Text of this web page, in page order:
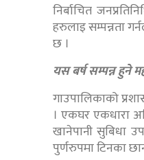
निर्बाचित
हरुलाइ सम्पन्नता
छ ।
यस बर्ष सम्पन्न हुने
गाउपालिकाको
। एकघर एकधारा
खानेपानी सुबिधा
पुर्णरुपमा टिनका